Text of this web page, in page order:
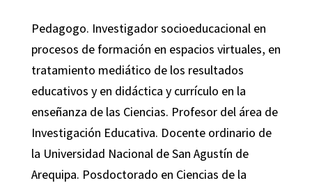
Pedagogo. Investigador socioeducacional en
procesos de formación en espacios virtuales, en
tratamiento mediático de los resultados
educativos y en didáctica y currículo en la
enseñanza de las Ciencias. Profesor del área de
Investigación Educativa. Docente ordinario de
la Universidad Nacional de San Agustín de
Arequipa. Posdoctorado en Ciencias de la